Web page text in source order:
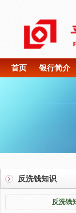
首页 银行简介
反洗钱知识
反洗钱